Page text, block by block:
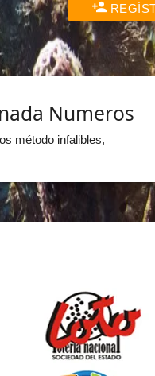
Numeros
método infalibles,